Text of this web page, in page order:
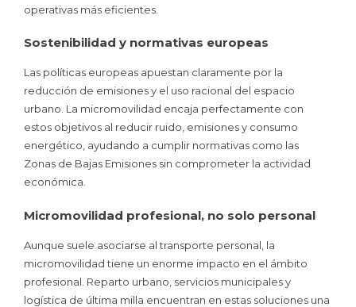
operativas más eficientes.
Sostenibilidad y normativas europeas
Las políticas europeas apuestan claramente por la
reducción de emisiones y el uso racional del espacio
urbano. La micromovilidad encaja perfectamente con
estos objetivos al reducir ruido, emisiones y consumo
energético, ayudando a cumplir normativas como las
Zonas de Bajas Emisiones sin comprometer la actividad
económica.
Micromovilidad profesional, no solo personal
Aunque suele asociarse al transporte personal, la
micromovilidad tiene un enorme impacto en el ámbito
profesional. Reparto urbano, servicios municipales y
logística de última milla encuentran en estas soluciones una